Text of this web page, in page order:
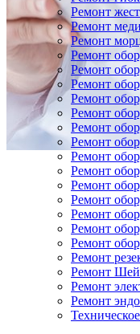
Ремонт
Ремонт
Ремонт
Ремонт
Ремонт
Ремонт
Ремонт
Ремонт
Ремонт
Ремонт
Ремонт
Ремонт
Ремонт
Ремонт
Ремонт
Ремонт
Ремонт
Ремонт
Ремонт
Ремонт
Ремонт